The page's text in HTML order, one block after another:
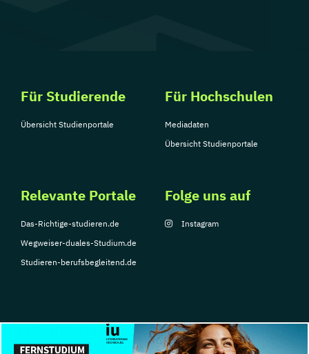
Für Studierende
Übersicht Studienportale
Für Hochschulen
Mediadaten
Übersicht Studienportale
Relevante Portale
Das-Richtige-studieren.de
Wegweiser-duales-Studium.de
Studieren-berufsbegleitend.de
Folge uns auf
Instagram
© Copyright 2026, TarGroup Media GmbH